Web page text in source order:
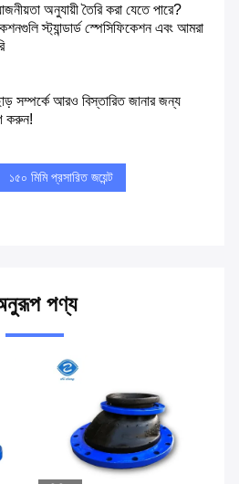
অনুযায়ী তৈরি করা যেতে পারে?
স্ট্যান্ডার্ড স্পেসিফিকেশন এবং আমরা
সম্পর্কে আরও বিস্তারিত জানার জন্য
করুন!
১৫০ মিমি প্রসারিত জয়েন্ট
পণ্য